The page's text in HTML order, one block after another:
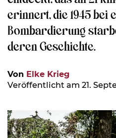
erinnert, die 1945 bei
Bombardierung
deren Geschichte.
Von Elke Krieg
Veröffentlicht am 21.